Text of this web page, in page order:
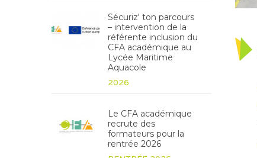
Sécuriz' ton parcours
– intervention de la
référente inclusion du
CFA académique au
Lycée Maritime
Aquacole
2026
Le CFA académique
recrute des
formateurs pour la
rentrée 2026